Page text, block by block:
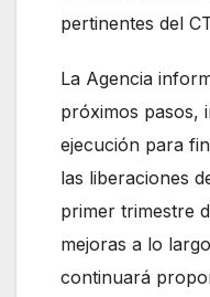
pertinentes del
La Agencia
próximos pasos,
ejecución para
las liberaciones
primer trimestre
mejoras a lo
continuará